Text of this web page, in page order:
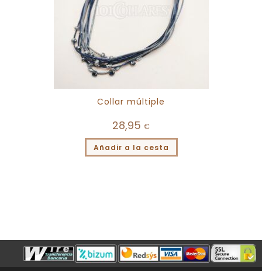
Collar múltiple
28,95 €
Añadir a la cesta